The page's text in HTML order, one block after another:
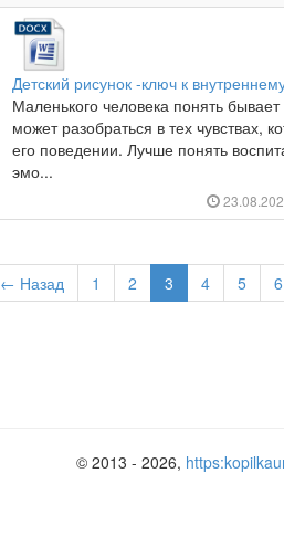
Детский рисунок -ключ к
Маленького человека понять
может разобраться в тех чувствах,
его поведении. Лучше понять
эмо...
← Назад 1 2 3 4 5 6
© 2013 - 2026,